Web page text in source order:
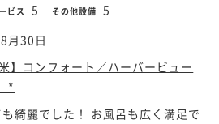
ビス 5 その他設備 5
月30日
】コンフォート／ハーバービュー
*
綺麗でした！ お風呂も広く満足で